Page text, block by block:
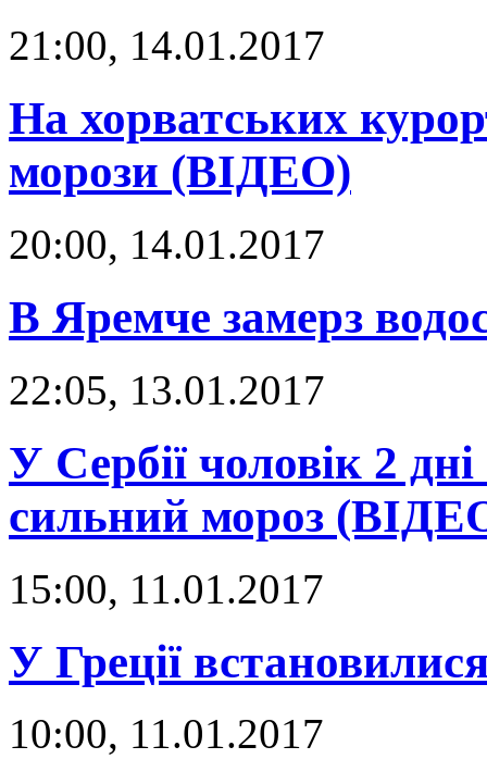
21:00, 14.01.2017
На хорватських
морози (ВІДЕО)
20:00, 14.01.2017
В Яремче замерз
22:05, 13.01.2017
У Сербії чоловік 2
сильний мороз
15:00, 11.01.2017
У Греції
10:00, 11.01.2017